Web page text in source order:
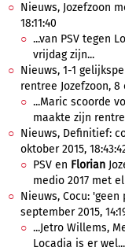
Nieuws, Jozefzoon
18:11:40
...van PSV tegen
vrijdag zijn...
Nieuws, 1-1
rentree Jozefzoon, 8
...Maric scoorde
maakte zijn
Nieuws, Definitief:
oktober 2015,
PSV en Florian
medio 2017 met
Nieuws, Cocu:
september 2015,
...Jetro Willems,
Locadia is er wel...